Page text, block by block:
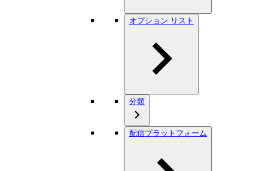
オプション リスト
分類
配信プラットフォーム